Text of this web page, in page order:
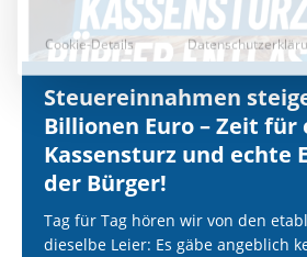
Steuereinnahmen
Billionen Euro – Zeit für
Kassensturz und echte
der Bürger!
Tag für Tag hören wir von den
dieselbe Leier: Es gäbe angeblich